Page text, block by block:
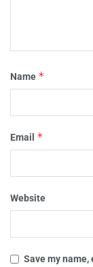
Name *
Email *
Website
Save my